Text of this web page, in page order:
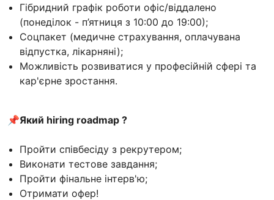
Гібридний графік роботи офіс/віддалено
(понеділок - п’ятниця з 10:00 до 19:00);
Соцпакет (медичне страхування, оплачувана
відпустка, лікарняні);
Можливість розвиватися у професійній сфері та
кар'єрне зростання.
📌Який hiring roadmap ?
Пройти співбесіду з рекрутером;
Виконати тестове завдання;
Пройти фінальне інтерв'ю;
Отримати офер!